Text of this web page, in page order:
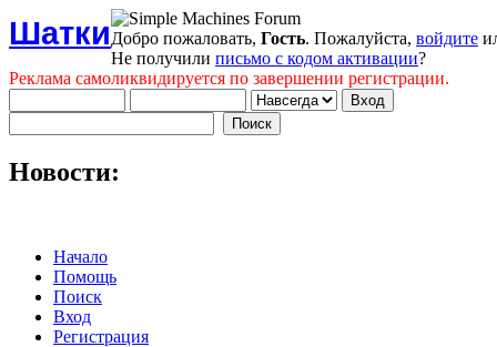
ШаткиДобро пожаловать, Гость. Пожалуйста, войдите
Не получили письмо с кодом активации?
Реклама самоликвидируется по завершении регистрации.
Новости:
Начало
Помощь
Поиск
Вход
Регистрация